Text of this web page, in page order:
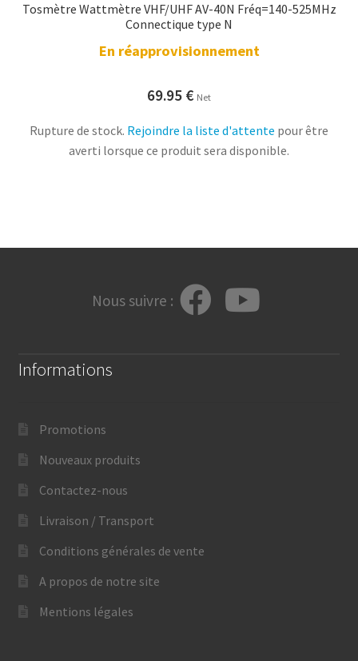
Tosmètre Wattmètre VHF/UHF AV-40N Fréq=140-525MHz
Connectique type N
En réapprovisionnement
69.95 € Net
Rupture de stock. Rejoindre la liste d'attente pour être
averti lorsque ce produit sera disponible.
Nous suivre :
Informations
Promotions
Nouveaux produits
Contactez-nous
Livraison / Transport
Conditions générales de vente
A propos de notre site
Mentions légales